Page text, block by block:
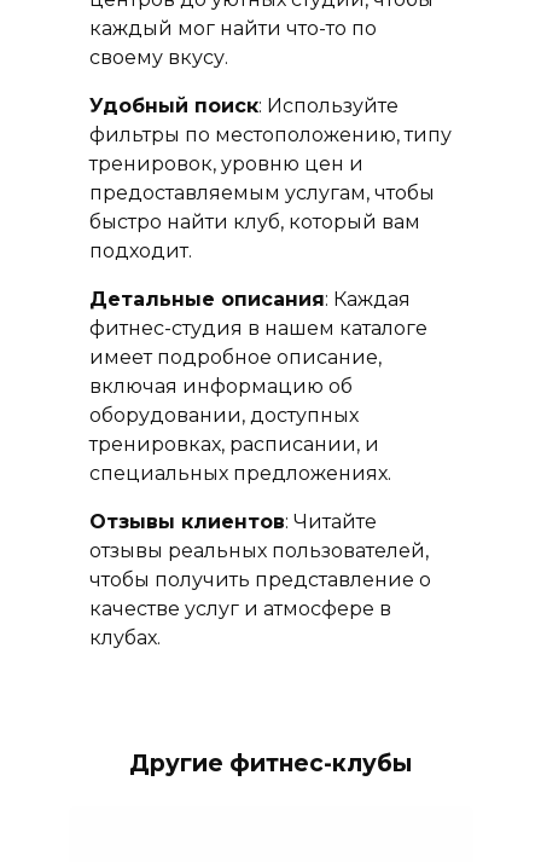
каждый мог найти что-то по
своему вкусу.
Удобный поиск: Используйте
фильтры по местоположению, типу
тренировок, уровню цен и
предоставляемым услугам, чтобы
быстро найти клуб, который вам
подходит.
Детальные описания: Каждая
фитнес-студия в нашем каталоге
имеет подробное описание,
включая информацию об
оборудовании, доступных
тренировках, расписании, и
специальных предложениях.
Отзывы клиентов: Читайте
отзывы реальных пользователей,
чтобы получить представление о
качестве услуг и атмосфере в
клубах.
Другие фитнес-клубы